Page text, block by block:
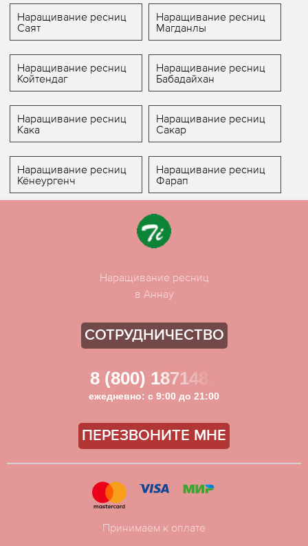
Наращивание ресниц
Саят
Наращивание ресниц
Магданлы
Наращивание ресниц
Койтендаг
Наращивание ресниц
Бабадайхан
Наращивание ресниц
Кака
Наращивание ресниц
Сакар
Наращивание ресниц
Кёнеургенч
Наращивание ресниц
Фарап
Наращивание ресниц
в Аннау
СОТРУДНИЧЕСТВО
8 (800) 1871481
ежедневно: с 9:00 до 21:00
ПЕРЕЗВОНИТЕ МНЕ
Принимаем к оплате